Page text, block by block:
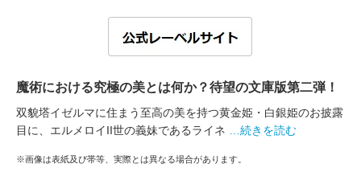
魔術における究極の美とは何か？待望の文庫版第二弾！
双貌塔イゼルマに住まう至高の美を持つ黄金姫・白銀姫のお披露
目に、エルメロイII世の義妹であるライネ
…続きを読む
※画像は表紙及び帯等、実際とは異なる場合があります。